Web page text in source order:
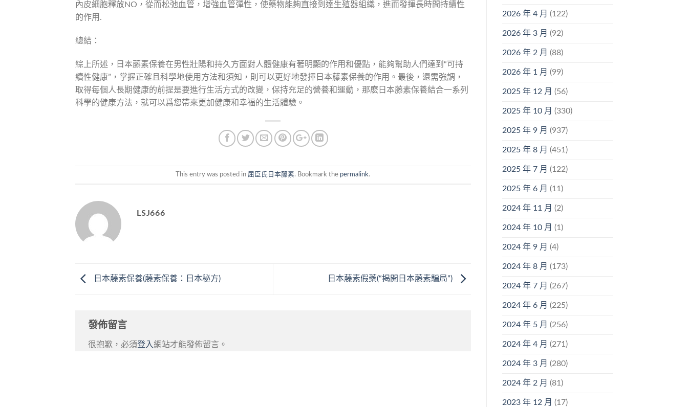
內皮細胞釋放NO，從而松弛血管，增強血管彈性，使藥物能夠直接到達生殖器組織，進而發揮長時間持續性
的作用.
總結：
綜上所述，日本藤素保養在男性壯陽和持久方面對人體健康有著明顯的作用和優點，能夠幫助人們達到“可持
續性健康”，掌握正確且科學地使用方法和須知，則可以更好地發揮日本藤素保養的作用。最後，還需強調，
取得每個人長期健康的前提是要進行生活方式的改變，保持充足的營養和運動，那麽日本藤素保養結合一系列
科學的健康方法，就可以爲您帶來更加健康和幸福的生活體驗。
This entry was posted in 屈臣氏日本藤素. Bookmark the permalink.
LSJ666
日本藤素保養(藤素保養：日本秘方) 日本藤素假藥(“揭開日本藤素騙局”)
發佈留言
很抱歉，必須登入網站才能發佈留言。
2026 年 4 月 (122)
2026 年 3 月 (92)
2026 年 2 月 (88)
2026 年 1 月 (99)
2025 年 12 月 (56)
2025 年 10 月 (330)
2025 年 9 月 (937)
2025 年 8 月 (451)
2025 年 7 月 (122)
2025 年 6 月 (11)
2024 年 11 月 (2)
2024 年 10 月 (1)
2024 年 9 月 (4)
2024 年 8 月 (173)
2024 年 7 月 (267)
2024 年 6 月 (225)
2024 年 5 月 (256)
2024 年 4 月 (271)
2024 年 3 月 (280)
2024 年 2 月 (81)
2023 年 12 月 (17)